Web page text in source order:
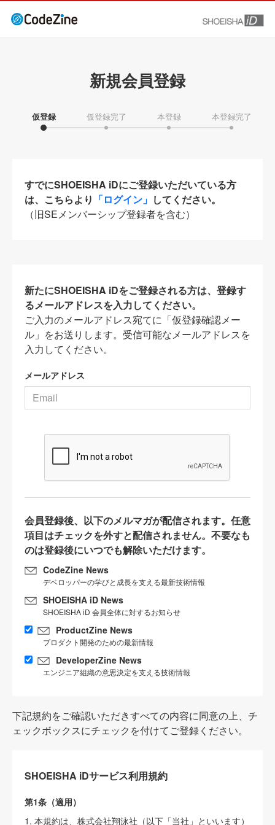
新規会員登録
仮登録 仮登録完了 本登録 本登録完了
すでにSHOEISHA iDにご登録いただいている方
は、こちらより 「ログイン」 してください。
（旧SEメンバーシップ登録者を含む）
新たにSHOEISHA iDをご登録される方は、登録す
るメールアドレスを入力してください。
ご入力のメールアドレス宛てに「仮登録確認メー
ル」をお送りします。受信可能なメールアドレスを
入力してください。
メールアドレス
会員登録後、以下のメルマガが配信されます。任意
項目はチェックを外すと配信されません。不要なも
のは登録後にいつでも解除いただけます。
CodeZine News
デベロッパーの学びと成長を支える最新技術情報
SHOEISHA iD News
SHOEISHA iD 会員全体に対するお知らせ
ProductZine News
プロダクト開発のための最新情報
DeveloperZine News
エンジニア組織の意思決定を支える技術情報
下記規約をご確認いただきすべての内容に同意の上、チ
ェックボックスにチェックを付けてご登録ください。
SHOEISHA iDサービス利用規約
第1条（適用）
1. 本規約は、株式会社翔泳社（以下「当社」といいます）